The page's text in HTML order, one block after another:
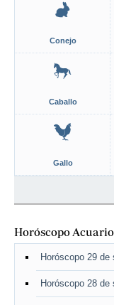
Conejo
Caballo
Gallo
Horóscopo
Horóscopo 29 de
Horóscopo 28 de